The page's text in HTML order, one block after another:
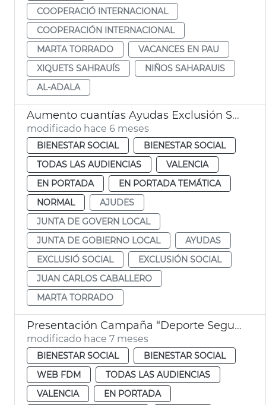
COOPERACIÓ INTERNACIONAL
COOPERACIÓN INTERNACIONAL
MARTA TORRADO
VACANCES EN PAU
XIQUETS SAHRAUÍS
NIÑOS SAHARAUIS
AL-ADALA
Aumento cuantías Ayudas Exclusión Social València
modificado hace 6 meses
BIENESTAR SOCIAL
BIENESTAR SOCIAL
TODAS LAS AUDIENCIAS
VALENCIA
EN PORTADA
EN PORTADA TEMÁTICA
NORMAL
AJUDES
JUNTA DE GOVERN LOCAL
JUNTA DE GOBIERNO LOCAL
AYUDAS
EXCLUSIÓ SOCIAL
EXCLUSIÓN SOCIAL
JUAN CARLOS CABALLERO
MARTA TORRADO
Presentación Campaña “Deporte Seguro” *sensibilitazació anabolizantes
modificado hace 7 meses
BIENESTAR SOCIAL
BIENESTAR SOCIAL
WEB FDM
TODAS LAS AUDIENCIAS
VALENCIA
EN PORTADA